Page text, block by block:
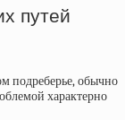
путей
подреберье, обычно
характерно